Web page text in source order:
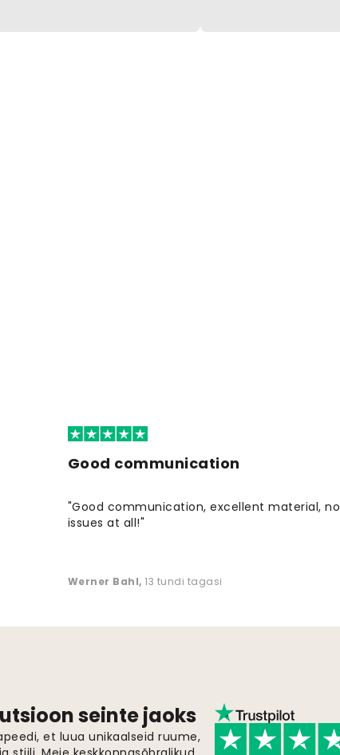
Good communication
"Good communication, excellent material, no
issues at all!"
Werner Bahl, 13 tundi tagasi
seinte jaoks
et luua unikaalseid ruume,